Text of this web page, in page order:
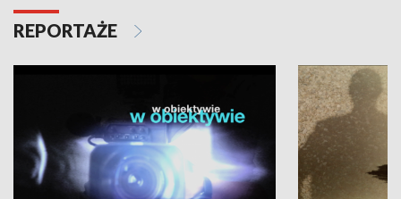
REPORTAŻE